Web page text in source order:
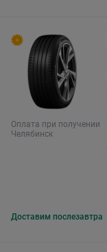
Оплата при получении
Челябинск
Доставим послезавтра